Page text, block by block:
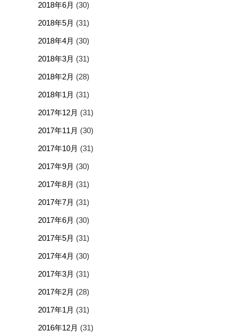
2018年6月 (30)
2018年5月 (31)
2018年4月 (30)
2018年3月 (31)
2018年2月 (28)
2018年1月 (31)
2017年12月 (31)
2017年11月 (30)
2017年10月 (31)
2017年9月 (30)
2017年8月 (31)
2017年7月 (31)
2017年6月 (30)
2017年5月 (31)
2017年4月 (30)
2017年3月 (31)
2017年2月 (28)
2017年1月 (31)
2016年12月 (31)